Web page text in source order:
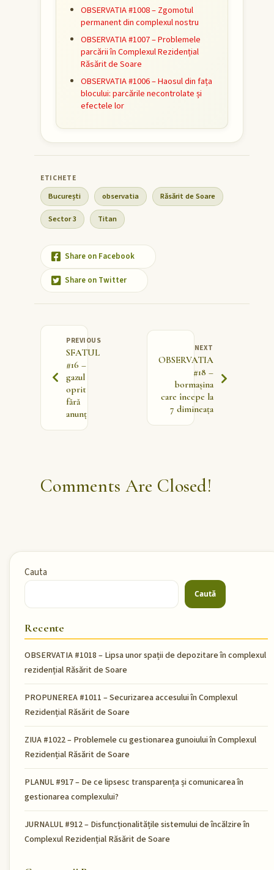
OBSERVATIA #1008 – Zgomotul
permanent din complexul nostru
OBSERVATIA #1007 – Problemele
parcării în Complexul Rezidențial
Răsărit de Soare
OBSERVATIA #1006 – Haosul din fața
blocului: parcările necontrolate și
efectele lor
București observatia Răsărit de Soare
Sector 3 Titan
Share on Facebook
Share on Twitter
PREVIOUS
SFATUL
#16 –
gazul
oprit
fără
anunț
NEXT
OBSERVATIA
#18 –
bormașina
care începe la
7 dimineața
Comments Are Closed!
Cauta
Caută
Recente
OBSERVATIA #1018 – Lipsa unor spații de depozitare în complexul
rezidențial Răsărit de Soare
PROPUNEREA #1011 – Securizarea accesului în Complexul
Rezidențial Răsărit de Soare
ZIUA #1022 – Problemele cu gestionarea gunoiului în Complexul
Rezidențial Răsărit de Soare
PLANUL #917 – De ce lipsesc transparența și comunicarea în
gestionarea complexului?
JURNALUL #912 – Disfuncționalitățile sistemului de încălzire în
Complexul Rezidențial Răsărit de Soare